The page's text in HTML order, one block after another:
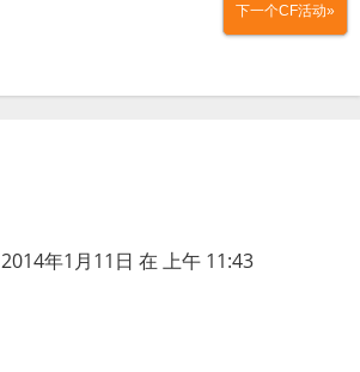
下一个CF活动»
2014年1月11日 在 上午 11:43